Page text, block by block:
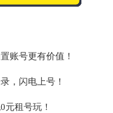
账号更有价值！
，闪电上号！
元租号玩！